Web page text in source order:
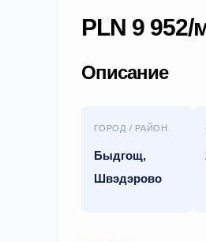
PLN 9 952/
Описание
ГОРОД / РАЙОН
Быдгощ,
Швэдэрово